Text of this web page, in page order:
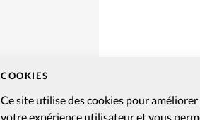
COOKIES
Ce site utilise des cookies pour améliorer
votre expérience utilisateur et vous